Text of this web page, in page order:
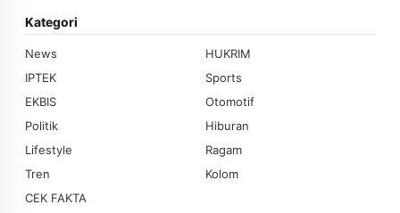
Kategori
News
HUKRIM
IPTEK
Sports
EKBIS
Otomotif
Politik
Hiburan
Lifestyle
Ragam
Tren
Kolom
CEK FAKTA